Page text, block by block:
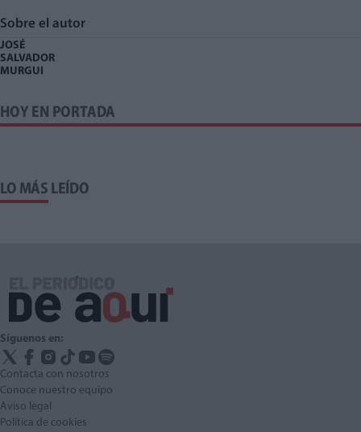
Sobre el autor
JOSÉ
SALVADOR
MURGUI
HOY EN PORTADA
LO MÁS LEÍDO
Síguenos en:
Contacta con nosotros
Conoce nuestro equipo
Aviso legal
Política de cookies